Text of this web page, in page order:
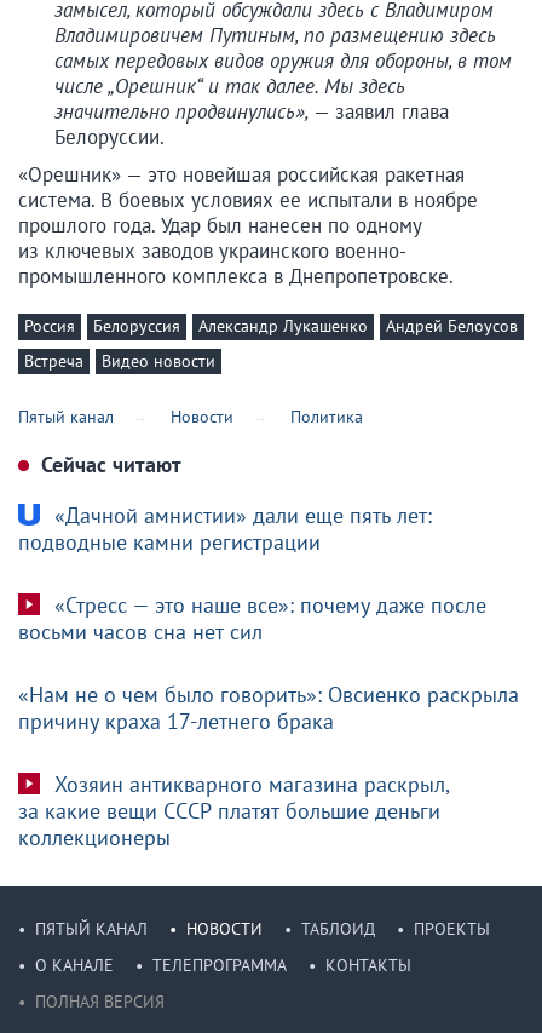
замысел, который обсуждали здесь с Владимиром
Владимировичем Путиным, по размещению здесь
самых передовых видов оружия для обороны, в том
числе „Орешник“ и так далее. Мы здесь
значительно продвинулись», — заявил глава
Белоруссии.
«Орешник» — это новейшая российская ракетная
система. В боевых условиях ее испытали в ноябре
прошлого года. Удар был нанесен по одному
из ключевых заводов украинского военно-
промышленного комплекса в Днепропетровске.
Россия Белоруссия Александр Лукашенко
Андрей Белоусов
Встреча
Видео новости
Пятый канал Новости Политика
Сейчас читают
«Дачной амнистии» дали еще пять лет:
подводные камни регистрации
«Стресс — это наше все»: почему даже после
восьми часов сна нет сил
«Нам не о чем было говорить»: Овсиенко раскрыла
причину краха 17-летнего брака
Хозяин антикварного магазина раскрыл,
за какие вещи СССР платят большие деньги
коллекционеры
ПЯТЫЙ КАНАЛ НОВОСТИ ТАБЛОИД
ПРОЕКТЫ
О КАНАЛЕ
ТЕЛЕПРОГРАММА
КОНТАКТЫ
ПОЛНАЯ ВЕРСИЯ